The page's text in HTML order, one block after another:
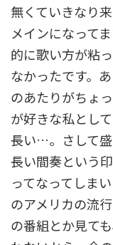
無くていきなり
メインになって
的に歌い方が粘
なかったです。
のあたりがちょ
が好きな私とし
長い…。さして
長い間奏という
ってなってしま
のアメリカの流
の番組とか見て